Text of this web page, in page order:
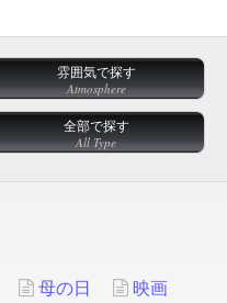
雰囲気で探す
Atmosphere
全部で探す
All Type
母の日
映画